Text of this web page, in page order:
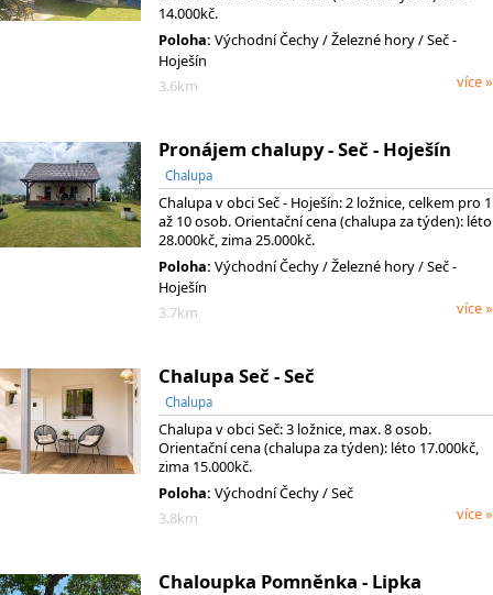
14.000kč.
Poloha: Východní Čechy/ Železné hory/ Seč -
Hoješín
3.6km
více »
Pronájem chalupy - Seč - Hoješín
Chalupa
Chalupa v obci Seč - Hoješín: 2 ložnice, celkem pro 1
až 10 osob. Orientační cena (chalupa za týden): léto
28.000kč, zima 25.000kč.
Poloha: Východní Čechy/ Železné hory/ Seč -
Hoješín
3.7km
více »
Chalupa Seč - Seč
Chalupa
Chalupa v obci Seč: 3 ložnice, max. 8 osob.
Orientační cena (chalupa za týden): léto 17.000kč,
zima 15.000kč.
Poloha: Východní Čechy / Seč
3.8km
více »
Chaloupka Pomněnka - Lipka